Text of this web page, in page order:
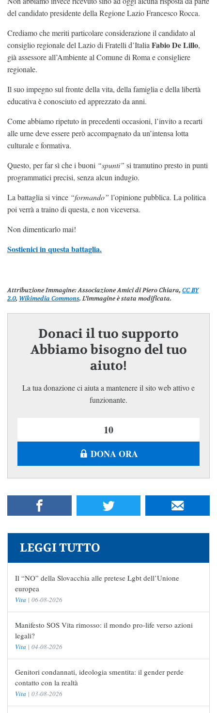
del candidato presidente della Regione Lazio Francesco Rocca.
Crediamo che meriti particolare considerazione il candidato al
consiglio regionale del Lazio di Fratelli d’ItaliaFabio De Lillo,
già assessore all’Ambiente al Comune di Roma e consigliere
regionale.
Il suo impegno sul fronte della vita, della famiglia e della libertà
educativa è conosciuto ed apprezzato da anni.
Come abbiamo ripetuto in precedenti occasioni, l’invito a recarti
alle urne deve essere però accompagnato da un’intensa lotta
culturale e formativa.
Questo, per far sì che i buoni “spunti” si tramutino presto in punti
programmatici precisi, senza alcun indugio.
La battaglia si vince “formando” l’opinione pubblica. La politica
poi verrà a traino di questa, e non viceversa.
Non dimenticarlo mai!
Sostienici in questa battaglia.
Attribuzione Immagine: Associazione Amici di Piero Chiara, CC BY
2.0, Wikimedia Commons. L’immagine è stata modificata.
Donaci il tuo supporto
Abbiamo bisogno del tuo
aiuto!
La tua donazione ci aiuta a mantenere il sito web attivo e
funzionante.
DONA ORA
LEGGI TUTTO
Il “NO” della Slovacchia alle pretese Lgbt dell’Unione
europea
Vita | 06-08-2026
Manifesto SOS Vita rimosso: il mondo pro-life verso azioni
legali?
Vita | 04-08-2026
Genitori condannati, ideologia smentita: il gender perde
contatto con la realtà
Vita | 03-08-2026